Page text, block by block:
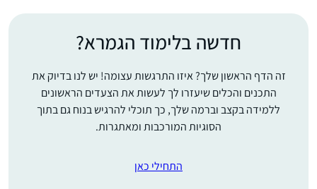
חדשה בלימוד הגמרא?
זה הדף הראשון שלך? איזו התרגשות עצומה! יש לנו בדיוק את
התכנים והכלים שיעזרו לך לעשות את הצעדים הראשונים
ללמידה בקצב וברמה שלך, כך תוכלי להרגיש בנוח גם בתוך
הסוגיות המורכבות ומאתגרות.
התחילי כאן